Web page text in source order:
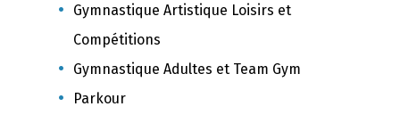
Gymnastique Artistique Loisirs et
Compétitions
Gymnastique Adultes et Team Gym
Parkour